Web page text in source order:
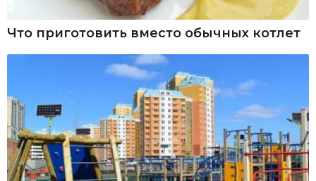
Что приготовить вместо обычных котлет